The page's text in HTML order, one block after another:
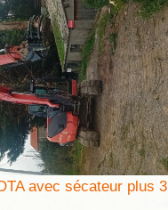
avec sécateur plus 3